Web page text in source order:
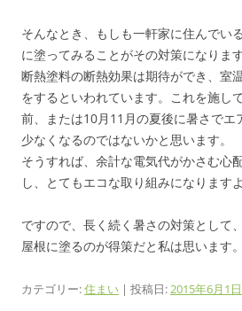
そんなとき、もしも一軒家に住んでい
に塗ってみることがその対策になります
断熱塗料の断熱効果は期待ができ、室
をするといわれています。これを施し
前、または10月11月の夏後に暑さでエ
少なくなるのではないかと思います。
そうすれば、余計な電気代がかさむ心
し、とてもエコな取り組みになりますよ
ですので、長く続く暑さの対策として
屋根に塗るのが得策だと私は思います。
カテゴリー:住まい | 投稿日:2015年6月1日